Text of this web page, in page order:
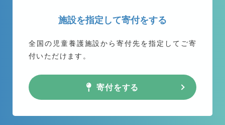
施設を指定して寄付をする
全国の児童養護施設から寄付先を指定してご寄
付いただけます。
寄付をする